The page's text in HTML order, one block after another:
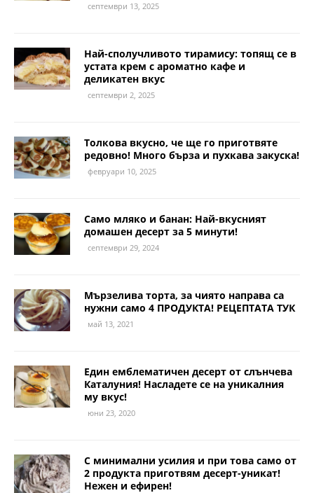
септември 13, 2025
Най-сполучливото тирамису: топящ се в
устата крем с ароматно кафе и
деликатен вкус
септември 2, 2025
Толкова вкусно, че ще го приготвяте
редовно! Много бърза и пухкава закуска!
февруари 10, 2025
Само мляко и банан: Най-вкусният
домашен десерт за 5 минути!
септември 29, 2024
Мързелива торта, за чиято направа са
нужни само 4 ПРОДУКТА! РЕЦЕПТАТА ТУК
май 13, 2021
Един емблематичен десерт от слънчева
Каталуния! Насладете се на уникалния
му вкус!
юни 23, 2020
С минимални усилия и при това само от
2 продукта приготвям десерт-уникат!
Нежен и ефирен!